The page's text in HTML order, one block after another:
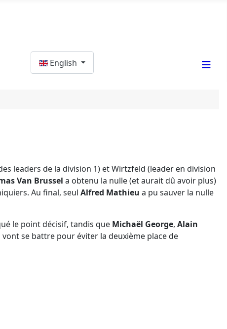
English
leaders de la division 1) et Wirtzfeld (leader en division
Van Brussel a obtenu la nulle (et aurait dû avoir plus)
Au final, seul Alfred Mathieu a pu sauver la nulle
le point décisif, tandis que Michaël George, Alain
se battre pour éviter la deuxième place de